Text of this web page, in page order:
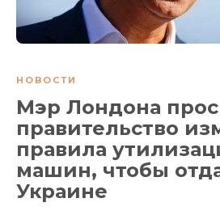
НОВОСТИ
Мэр Лондона
правительство
правила
машин, чтобы
Украине